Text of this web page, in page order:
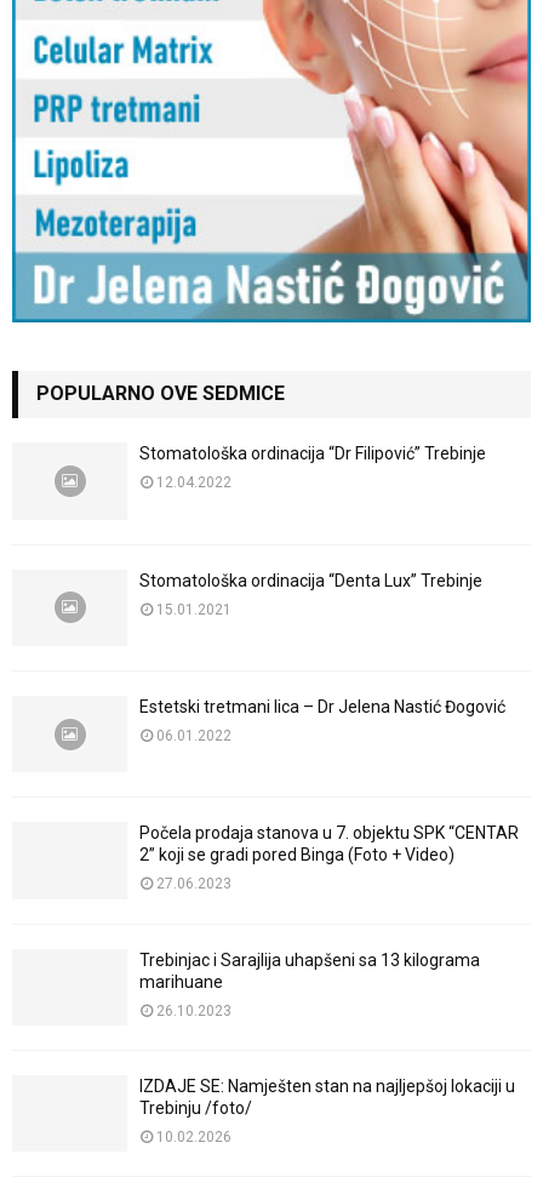
POPULARNO OVE SEDMICE
Stomatološka ordinacija “Dr Filipović” Trebinje
12.04.2022
Stomatološka ordinacija “Denta Lux” Trebinje
15.01.2021
Estetski tretmani lica – Dr Jelena Nastić Đogović
06.01.2022
Počela prodaja stanova u 7. objektu SPK “CENTAR
2” koji se gradi pored Binga (Foto + Video)
27.06.2023
Trebinjac i Sarajlija uhapšeni sa 13 kilograma
marihuane
26.10.2023
IZDAJE SE: Namješten stan na najljepšoj lokaciji u
Trebinju /foto/
10.02.2026